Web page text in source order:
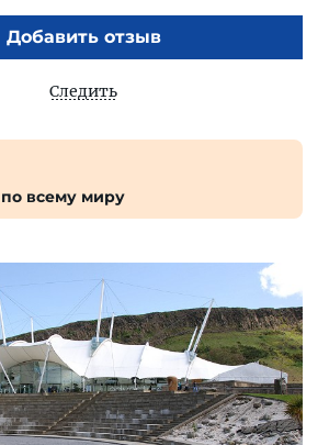
Добавить отзыв
Следить
по всему миру